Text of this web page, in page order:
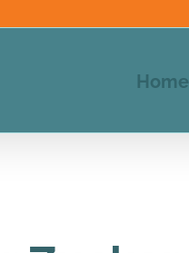
Home